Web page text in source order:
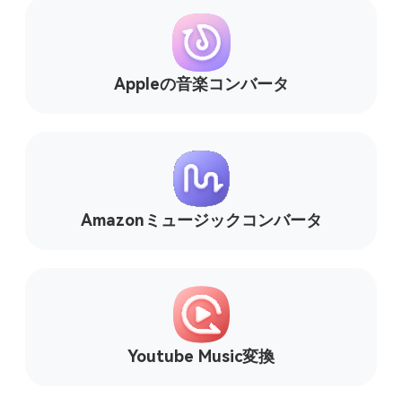
Appleの音楽コンバータ
Amazonミュージックコンバータ
Youtube Music変換